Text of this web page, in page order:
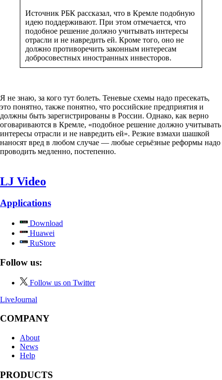
Источник РБК рассказал, что в Кремле подобную
идею поддерживают. При этом отмечается, что
подобное решение должно учитывать интересы
отрасли и не навредить ей. Кроме того, оно не
должно противоречить законным интересам
добросовестных иностранных инвесторов.
Я не знаю, за кого тут болеть. Теневые схемы надо пресекать,
это понятно, также понятно, что российские предприятия и
должны быть зарегистрированы в России. Однако, как верно
оговариваются в Кремле, «подобное решение должно учитывать
интересы отрасли и не навредить ей». Резкие взмахи шашкой
наносят вред в любом случае — любые серьёзные реформы надо
проводить медленно, постепенно.
LJ Video
Applications
Download
Huawei
RuStore
Follow us:
Follow us on Twitter
LiveJournal
COMPANY
About
News
Help
PRODUCTS